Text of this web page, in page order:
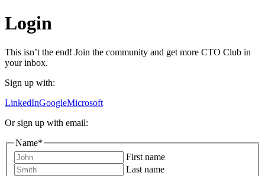
Login
This isn’t the end! Join the community and get more CTO Club in
your inbox.
Sign up with:
LinkedInGoogleMicrosoft
Or sign up with email:
Name*
First name
Last name